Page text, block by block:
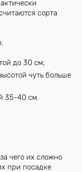
сорта
до 30 см;
чуть больше
35-40 см.
чего их сложно
при посадке